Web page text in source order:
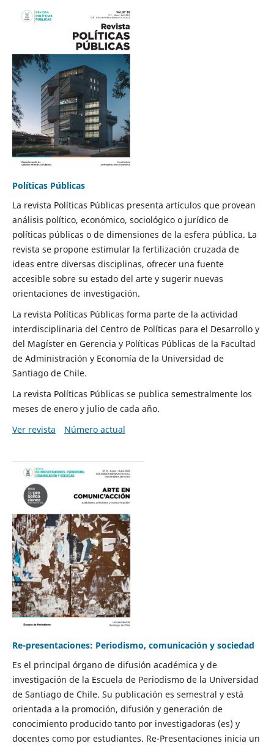
Políticas Públicas
La revista Políticas Públicas presenta artículos que provean
análisis político, económico, sociológico o jurídico de
políticas públicas o de dimensiones de la esfera pública. La
revista se propone estimular la fertilización cruzada de
ideas entre diversas disciplinas, ofrecer una fuente
accesible sobre su estado del arte y sugerir nuevas
orientaciones de investigación.
La revista Políticas Públicas forma parte de la actividad
interdisciplinaria del Centro de Políticas para el Desarrollo y
del Magíster en Gerencia y Políticas Públicas de la Facultad
de Administración y Economía de la Universidad de
Santiago de Chile.
La revista Políticas Públicas se publica semestralmente los
meses de enero y julio de cada año.
Ver revista
Número actual
Re-presentaciones: Periodismo, comunicación y sociedad
Es el principal órgano de difusión académica y de
investigación de la Escuela de Periodismo de la Universidad
de Santiago de Chile. Su publicación es semestral y está
orientada a la promoción, difusión y generación de
conocimiento producido tanto por investigadoras (es) y
docentes como por estudiantes. Re-Presentaciones inicia un